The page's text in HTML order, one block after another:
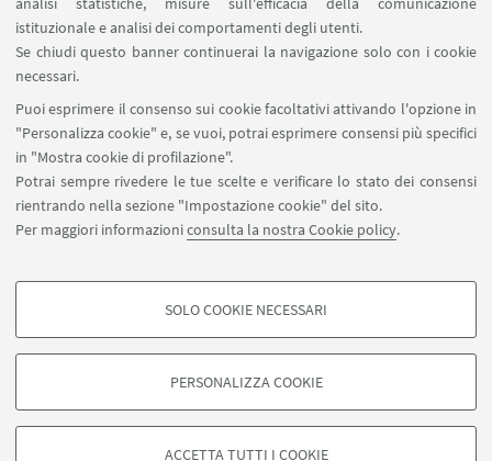
istituzionale e analisi dei comportamenti degli utenti.
Se chiudi questo banner continuerai la navigazione solo con i cookie
necessari.
Puoi esprimere il consenso sui cookie facoltativi attivando l'opzione in
"Personalizza cookie" e, se vuoi, potrai esprimere consensi più specifici
in "Mostra cookie di profilazione".
Potrai sempre rivedere le tue scelte e verificare lo stato dei consensi
rientrando nella sezione "Impostazione cookie" del sito.
Per maggiori informazioniconsulta la nostra Cookie policy.
COOKIE DI PROFILAZIONE - FACOLTATIVI
degli utenti, creare profili in base al loro comportamento sul sito, per analisi
di marketing.
SOLO COOKIE NECESSARI
PERSONALIZZA COOKIE
ACCETTA TUTTI I COOKIE
Via Irnerio 48 - 40126 Bologna
+39 051 2091511
dibinem.donazionedelcorpo@unibo.it
Seguici su:
©Copyright 2026 - ALMA MATER STUDIORUM - Università di